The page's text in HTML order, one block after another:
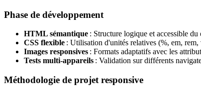
Phase de développement
HTML sémantique : Structure logique et accessible du
CSS flexible : Utilisation d'unités relatives (%, em,
Images responsives : Formats adaptatifs avec les
Tests multi-appareils : Validation sur différents
Méthodologie de projet responsive